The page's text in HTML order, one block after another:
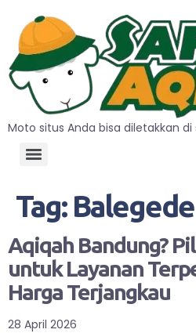
Moto situs Anda bisa diletakkan di
Tag: Balegede
Aqiqah Bandung?
untuk Layanan
Harga Terjangkau
28 April 2026